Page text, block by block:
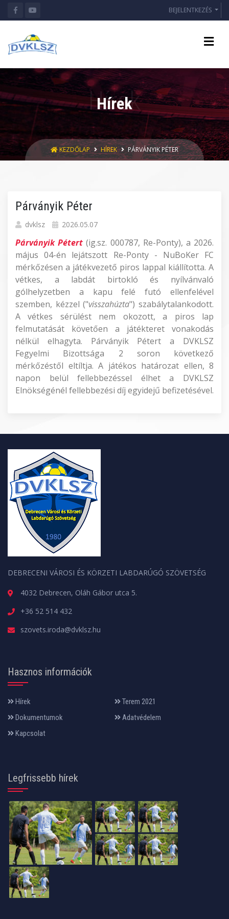
BEJELENTKEZÉS
Hírek
KEZDŐLAP HÍREK PÁRVÁNYIK PÉTER
Párványik Péter
dvklsz 2026.05.07
Párványik Pétert(ig.sz. 000787, Re-Ponty), a 2026.
május 04-én lejátszott Re-Ponty - NuBoKer FC
mérkőzésen a játékvezető piros lappal kiállította. A
vétkes, a labdát birtokló és nyílvánvaló
gólhelyzetben a kapu felé futó ellenfelével
szemben, kézzel ("visszahúzta") szabálytalankodott.
A vétkes sérülést nem okozott, a piros lap
felmutatását követően a játékteret vonakodás
nélkül elhagyta. Párványik Pétert a DVKLSZ
Fegyelmi Bizottsága 2 soron következő
mérkőzéstől eltíltja. A játékos határozat ellen, 8
napon belül fellebbezéssel élhet a DVKLSZ
Elnökségénél fellebbezési díj egyidejű befizetésével.
DEBRECENI VÁROSI ÉS KÖRZETI LABDARÚGÓ SZÖVETSÉG
4032 Debrecen, Oláh Gábor utca 5.
+36 52 514 432
szovets.iroda@dvklsz.hu
Hasznos információk
Hírek
Terem 2021
Dokumentumok
Adatvédelem
Kapcsolat
Legfrissebb hírek